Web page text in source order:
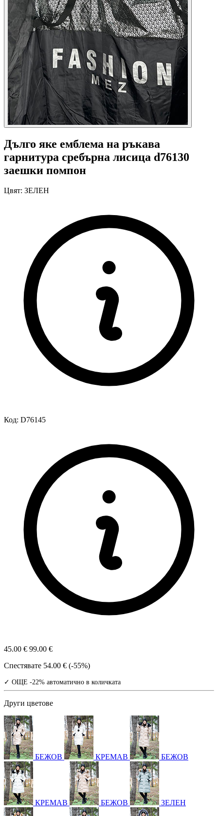
Дълго яке емблема на ръкава
гарнитура сребърна лисица d76130
заешки помпон
Цвят: ЗЕЛЕН
Код: D76145
45.00 € 99.00 €
Спестявате 54.00 € (-55%)
✓ ОЩЕ -22% автоматично в количката
Други цветове
БЕЖОВ КРЕМАВ БЕЖОВ
КРЕМАВ БЕЖОВ ЗЕЛЕН